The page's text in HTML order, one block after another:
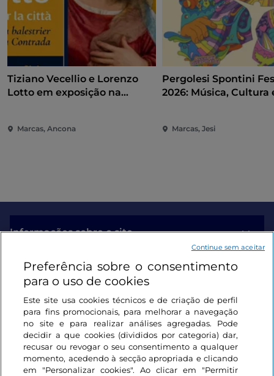
Tiziano Vecellio e Lorenzo
Lotto em exposição na
Marcas, Ancona
Pergolesi Spontini
2026: Música, Cultura
Marcas, Jesi
Informações sobre o site
Ligações úteis
Iniciar sessão
Mantenha-se em contacto
Preferência sobre o consentimento
para o uso de cookies
Este site usa cookies técnicos e de criação de perfil
para fins promocionais, para melhorar a navegação
no site e para realizar análises agregadas. Pode
decidir a que cookies (divididos por categoria) dar,
recusar ou revogar o seu consentimento a qualquer
momento, acedendo à secção apropriada e clicando
em "Personalizar cookies". Ao clicar em "Permitir
Continue sem aceitar